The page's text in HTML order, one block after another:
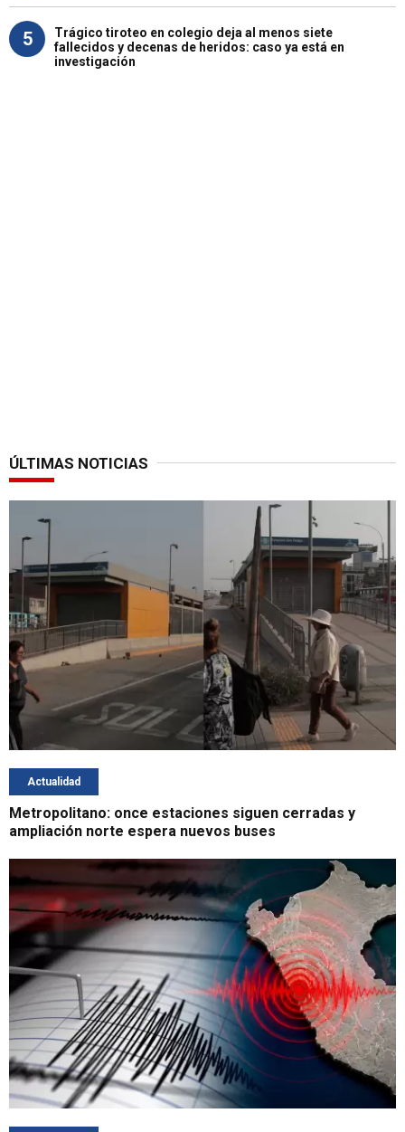
5
Trágico tiroteo en colegio deja al menos siete
fallecidos y decenas de heridos: caso ya está en
investigación
ÚLTIMAS NOTICIAS
Actualidad
Metropolitano: once estaciones siguen cerradas y
ampliación norte espera nuevos buses